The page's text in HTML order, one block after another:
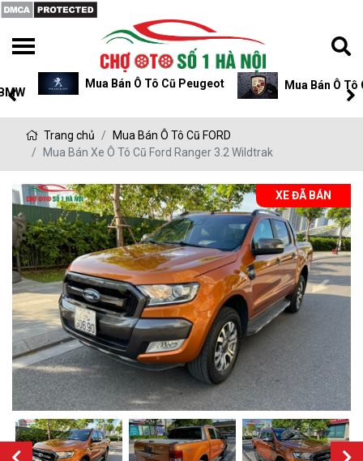
Mua Bán Ô Tô Cũ Peugeot Mua Bán Ô Tô Cũ
Trang chủ
Mua Bán Ô Tô Cũ FORD
Mua Bán Xe Ô Tô Cũ Ford Ranger 3.2 Wildtrak
XE ĐÃ BÁN